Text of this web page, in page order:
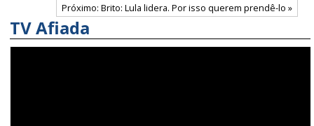
Próximo: Brito: Lula lidera. Por isso querem prendê-lo »
TV Afiada